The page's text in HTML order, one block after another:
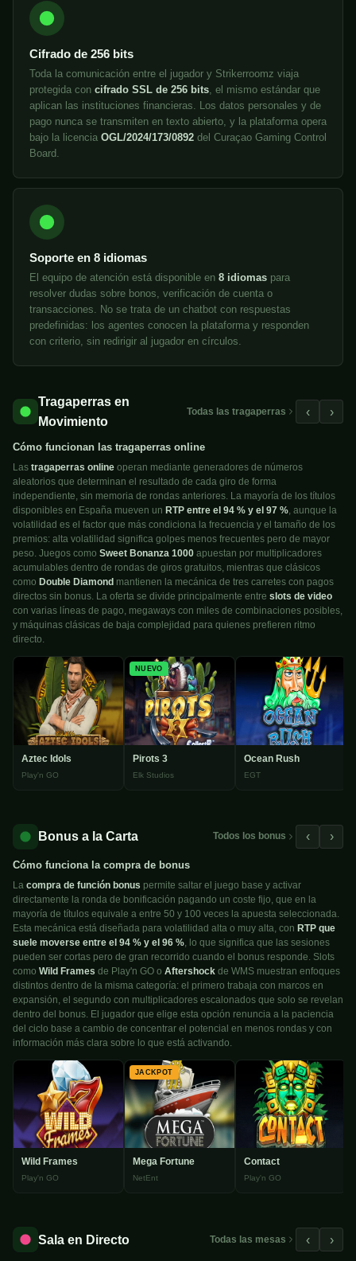
Cifrado de 256 bits
Toda la comunicación entre el jugador y Strikerroomz viaja
protegida con cifrado SSL de 256 bits, el mismo estándar que
aplican las instituciones financieras. Los datos personales y de
pago nunca se transmiten en texto abierto, y la plataforma opera
bajo la licencia OGL/2024/173/0892 del Curaçao Gaming Control
Board.
Soporte en 8 idiomas
El equipo de atención está disponible en 8 idiomas para
resolver dudas sobre bonos, verificación de cuenta o
transacciones. No se trata de un chatbot con respuestas
predefinidas: los agentes conocen la plataforma y responden
con criterio, sin redirigir al jugador en círculos.
Tragaperras en
Movimiento
Todas las tragaperras ‹ ›
Cómo funcionan las tragaperras online
Las tragaperras online operan mediante generadores de números
aleatorios que determinan el resultado de cada giro de forma
independiente, sin memoria de rondas anteriores. La mayoría de los títulos
disponibles en España mueven un RTP entre el 94 % y el 97 %, aunque la
volatilidad es el factor que más condiciona la frecuencia y el tamaño de los
premios: alta volatilidad significa golpes menos frecuentes pero de mayor
peso. Juegos como Sweet Bonanza 1000 apuestan por multiplicadores
acumulables dentro de rondas de giros gratuitos, mientras que clásicos
como Double Diamond mantienen la mecánica de tres carretes con pagos
directos sin bonus. La oferta se divide principalmente entre slots de video
con varias líneas de pago, megaways con miles de combinaciones posibles,
y máquinas clásicas de baja complejidad para quienes prefieren ritmo
directo.
Aztec Idols
Play'n GO
NUEVO
Pirots 3
Elk Studios
Ocean Rush
EGT
Bonus a la Carta Todos los bonus ‹ ›
Cómo funciona la compra de bonus
La compra de función bonus permite saltar el juego base y activar
directamente la ronda de bonificación pagando un coste fijo, que en la
mayoría de títulos equivale a entre 50 y 100 veces la apuesta seleccionada.
Esta mecánica está diseñada para volatilidad alta o muy alta, con RTP que
suele moverse entre el 94 % y el 96 % , lo que significa que las sesiones
pueden ser cortas pero de gran recorrido cuando el bonus responde. Slots
como Wild Frames de Play'n GO o Aftershock de WMS muestran enfoques
distintos dentro de la misma categoría: el primero trabaja con marcos en
expansión, el segundo con multiplicadores escalonados que solo se revelan
dentro del bonus. El jugador que elige esta opción renuncia a la paciencia
del ciclo base a cambio de concentrar el potencial en menos rondas y con
información más clara sobre lo que está activando.
Wild Frames
Play'n GO
JACKPOT
Mega Fortune
NetEnt
Contact
Play'n GO
Sala en Directo Todas las mesas ‹ ›